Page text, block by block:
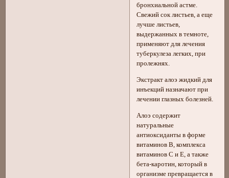
бронхиальной астме.
Свежий сок листьев, а еще
лучше листьев,
выдержанных в темноте,
применяют для лечения
туберкулеза легких, при
пролежнях.
Экстракт алоэ жидкий для
инъекций назначают при
лечении глазных болезней.
Алоэ содержит
натуральные
антиоксиданты в форме
витаминов B, комплекса
витаминов C и E, а также
бета-каротин, который в
организме превращается в